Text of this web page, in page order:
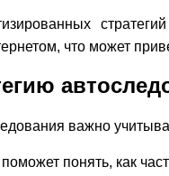
что может
важно
понять, как